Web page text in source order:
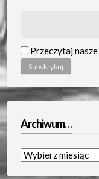
Przeczytaj nasze
Archiwum…
Archiwum…